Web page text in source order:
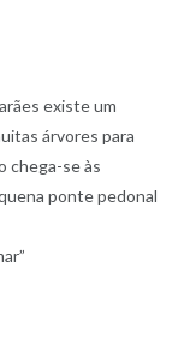
existe um
árvores para
chega-se às
ponte pedonal